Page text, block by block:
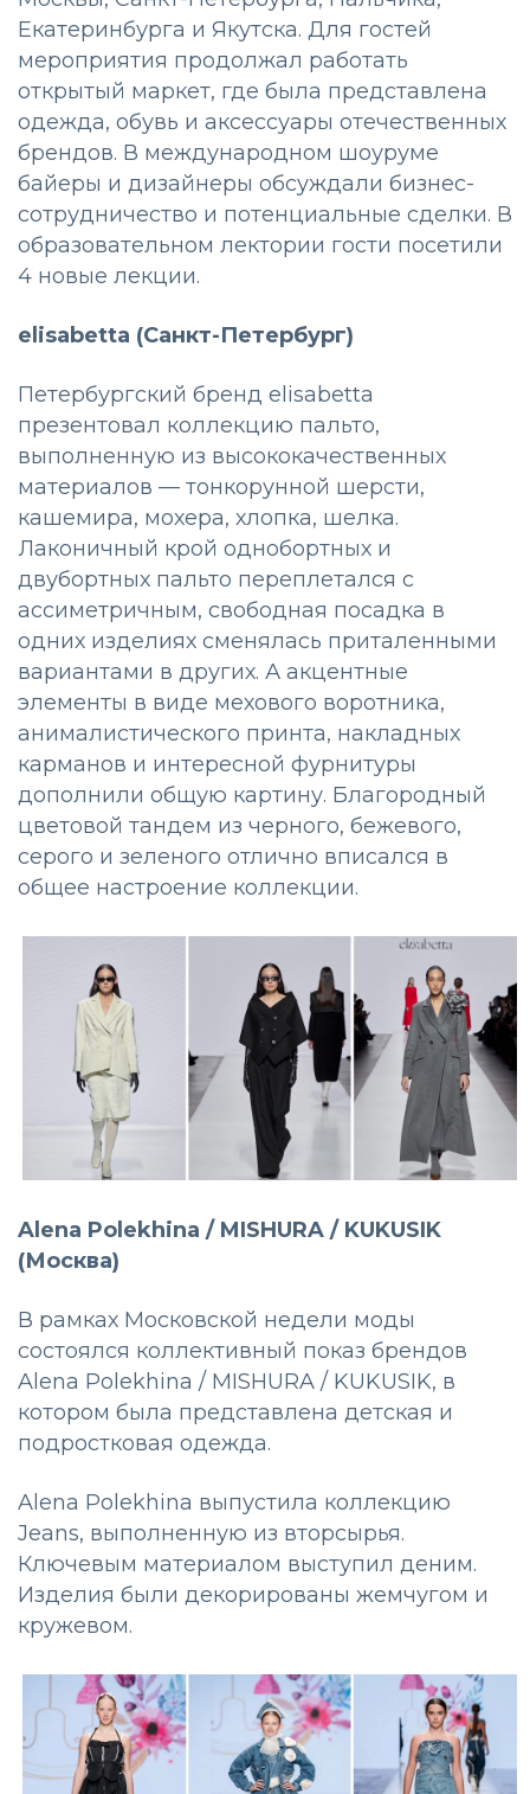
Екатеринбурга и Якутска. Для гостей
мероприятия продолжал работать
открытый маркет, где была представлена
одежда, обувь и аксессуары отечественных
брендов. В международном шоуруме
байеры и дизайнеры обсуждали бизнес-
сотрудничество и потенциальные сделки. В
образовательном лектории гости посетили
4 новые лекции.
elisabetta (Санкт-Петербург)
Петербургский бренд elisabetta
презентовал коллекцию пальто,
выполненную из высококачественных
материалов — тонкорунной шерсти,
кашемира, мохера, хлопка, шелка.
Лаконичный крой однобортных и
двубортных пальто переплетался с
ассиметричным, свободная посадка в
одних изделиях сменялась приталенными
вариантами в других. А акцентные
элементы в виде мехового воротника,
анималистического принта, накладных
карманов и интересной фурнитуры
дополнили общую картину. Благородный
цветовой тандем из черного, бежевого,
серого и зеленого отлично вписался в
общее настроение коллекции.
Alena Polekhina / MISHURA / KUKUSIK
(Москва)
В рамках Московской недели моды
состоялся коллективный показ брендов
Alena Polekhina / MISHURA / KUKUSIK, в
котором была представлена детская и
подростковая одежда.
Alena Polekhina выпустила коллекцию
Jeans, выполненную из вторсырья.
Ключевым материалом выступил деним.
Изделия были декорированы жемчугом и
кружевом.